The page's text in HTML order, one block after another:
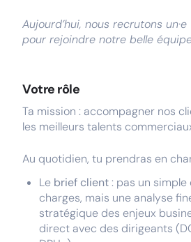
Aujourd’hui, nous recrutons un·e
pour rejoindre notre belle
Votre rôle
Ta mission : accompagner nos
les meilleurs talents
Au quotidien, tu prendras en
Le brief client: pas un
charges, mais une analyse
stratégique des enjeux
direct avec des dirigeants